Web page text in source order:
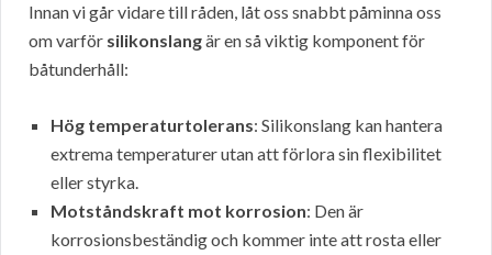
Innan vi går vidare till råden, låt oss snabbt påminna oss
om varför silikonslangär en så viktig komponent för
båtunderhåll:
Hög temperaturtolerans: Silikonslang kan hantera
extrema temperaturer utan att förlora sin flexibilitet
eller styrka.
Motståndskraft mot korrosion: Den är
korrosionsbeständig och kommer inte att rosta eller